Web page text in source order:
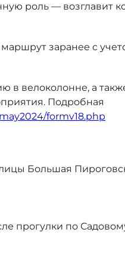
роль — возглавит
заранее с
в велоколонне, а
Подробная
formv18.php
Большая
прогулки по